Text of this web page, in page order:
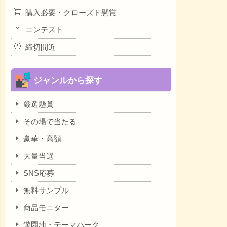
購入必要・クローズド懸賞
コンテスト
締切間近
ジャンルから探す
厳選懸賞
その場で当たる
豪華・高額
大量当選
SNS応募
無料サンプル
商品モニター
遊園地・テーマパーク